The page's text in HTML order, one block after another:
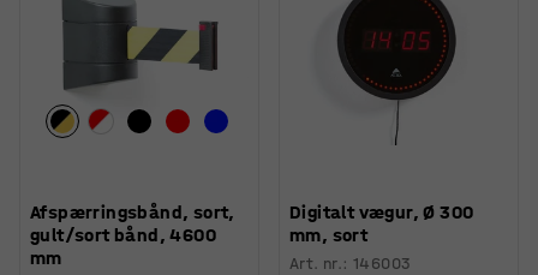
Afspærringsbånd, sort,
gult/sort bånd, 4600
mm
Digitalt vægur, Ø 300
mm, sort
Art. nr.:146003